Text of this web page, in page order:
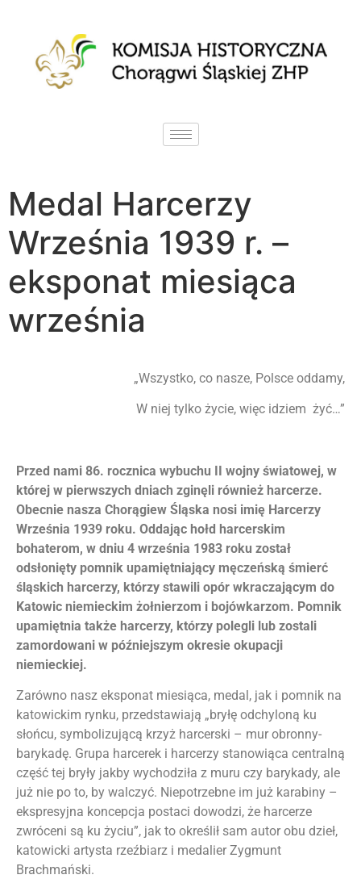
Medal Harcerzy
Września 1939 r. –
eksponat miesiąca
września
„Wszystko, co nasze, Polsce oddamy,
W niej tylko życie, więc idziem żyć…”
Przed nami 86. rocznica wybuchu II wojny światowej, w
której w pierwszych dniach zginęli również harcerze.
Obecnie nasza Chorągiew Śląska nosi imię Harcerzy
Września 1939 roku. Oddając hołd harcerskim
bohaterom, w dniu 4 września 1983 roku został
odsłonięty pomnik upamiętniający męczeńską śmierć
śląskich harcerzy, którzy stawili opór wkraczającym do
Katowic niemieckim żołnierzom i bojówkarzom. Pomnik
upamiętnia także harcerzy, którzy polegli lub zostali
zamordowani w późniejszym okresie okupacji
niemieckiej.
Zarówno nasz eksponat miesiąca, medal, jak i pomnik na
katowickim rynku, przedstawiają „bryłę odchyloną ku
słońcu, symbolizującą krzyż harcerski – mur obronny-
barykadę. Grupa harcerek i harcerzy stanowiąca centralną
część tej bryły jakby wychodziła z muru czy barykady, ale
już nie po to, by walczyć. Niepotrzebne im już karabiny –
ekspresyjna koncepcja postaci dowodzi, że harcerze
zwróceni są ku życiu”, jak to określił sam autor obu dzieł,
katowicki artysta rzeźbiarz i medalier Zygmunt
Brachmański.